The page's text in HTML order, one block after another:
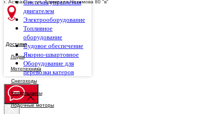
г. Астрахань, ул. Адмирала Нахимова 80 "в"
Доставка
Системы управления
двигателем
Электрооборудование
Топливное
оборудование
Судовое обеспечение
Якорно-швартовное
Оборудование для
перевозки катеров